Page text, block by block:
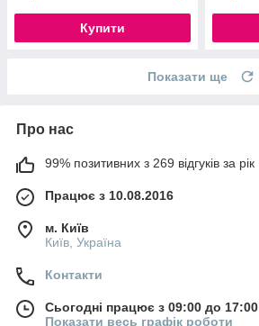
Купити
Показати ще
Про нас
99% позитивних з 269 відгуків за рік
Працює з 10.08.2016
м. Київ
Київ, Україна
Контакти
Сьогодні працює з 09:00 до 17:00
Показати весь графік роботи